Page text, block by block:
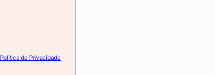
Política de Privacidade